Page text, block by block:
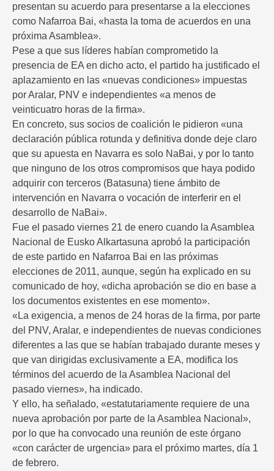
presentan su acuerdo para presentarse a la elecciones
como Nafarroa Bai, «hasta la toma de acuerdos en una
próxima Asamblea».
Pese a que sus líderes habían comprometido la
presencia de EA en dicho acto, el partido ha justificado el
aplazamiento en las «nuevas condiciones» impuestas
por Aralar, PNV e independientes «a menos de
veinticuatro horas de la firma».
En concreto, sus socios de coalición le pidieron «una
declaración pública rotunda y definitiva donde deje claro
que su apuesta en Navarra es solo NaBai, y por lo tanto
que ninguno de los otros compromisos que haya podido
adquirir con terceros (Batasuna) tiene ámbito de
intervención en Navarra o vocación de interferir en el
desarrollo de NaBai».
Fue el pasado viernes 21 de enero cuando la Asamblea
Nacional de Eusko Alkartasuna aprobó la participación
de este partido en Nafarroa Bai en las próximas
elecciones de 2011, aunque, según ha explicado en su
comunicado de hoy, «dicha aprobación se dio en base a
los documentos existentes en ese momento».
«La exigencia, a menos de 24 horas de la firma, por parte
del PNV, Aralar, e independientes de nuevas condiciones
diferentes a las que se habían trabajado durante meses y
que van dirigidas exclusivamente a EA, modifica los
términos del acuerdo de la Asamblea Nacional del
pasado viernes», ha indicado.
Y ello, ha señalado, «estatutariamente requiere de una
nueva aprobación por parte de la Asamblea Nacional»,
por lo que ha convocado una reunión de este órgano
«con carácter de urgencia» para el próximo martes, día 1
de febrero.